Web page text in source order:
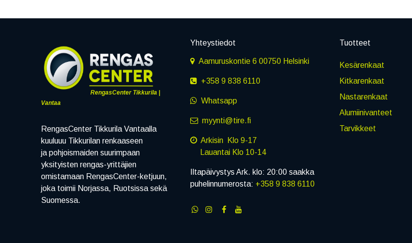
RengasCenter Tikkurila |
Vantaa
RengasCenter Tikkurila Vantaalla
kuuluuu Tikkurilan renkaaseen
ja pohjoismaiden suurimpaan
yksityisten rengas-yrittäjien
omistamaan RengasCenter-ketjuun,
joka toimii Norjassa, Ruotsissa sekä
Suomessa.
Yhteystiedot
Aamuruskontie 6 00750 Helsinki
+358 9 838 6110
Whatsapp
myynti@tire.fi
Arkisin Klo 9-17
Lauantai Klo 10-14
Iltapäivystys Ark. klo: 20:00 saakka
puhelinnumerosta: +358 9 838 6110
Tuotteet
Kesärenkaat
Kitkarenkaat
Nastarenkaat
Alumiinivanteet
Tarvikkeet